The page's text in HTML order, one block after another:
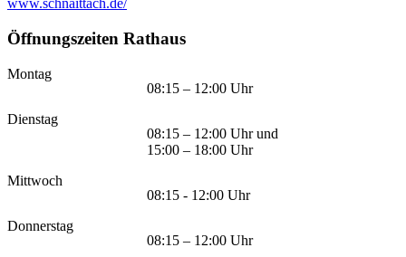
www.schnaittach.de/
Öffnungszeiten Rathaus
Montag
08:15 – 12:00 Uhr
Dienstag
08:15 – 12:00 Uhr und
15:00 – 18:00 Uhr
Mittwoch
08:15 - 12:00 Uhr
Donnerstag
08:15 – 12:00 Uhr